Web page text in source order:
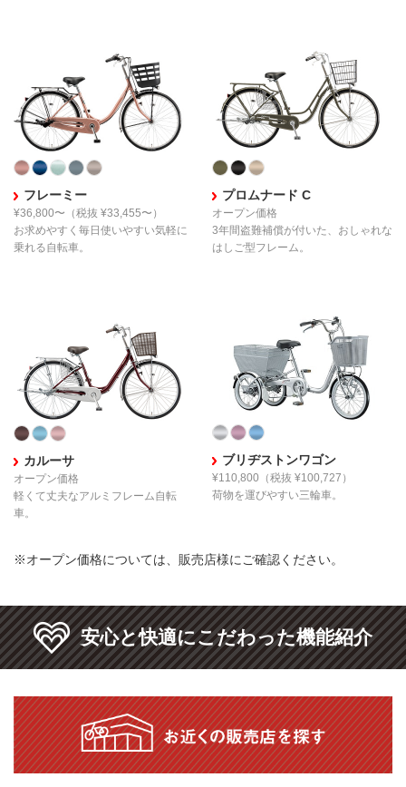
フレーミー
¥36,800〜 （税抜 ¥33,455〜）
お求めやすく毎日使いやすい気軽に
乗れる自転車。
プロムナード C
オープン価格
3年間盗難補償が付いた、 おしゃれな
はしご型フレーム。
カルーサ
オープン価格
軽くて丈夫なアルミフレーム自転
車。
ブリヂストンワゴン
¥110,800 （税抜 ¥100,727）
荷物を運びやすい三輪車。
※オープン価格については、販売店様にご確認ください。
安心と快適にこだわった機能紹介